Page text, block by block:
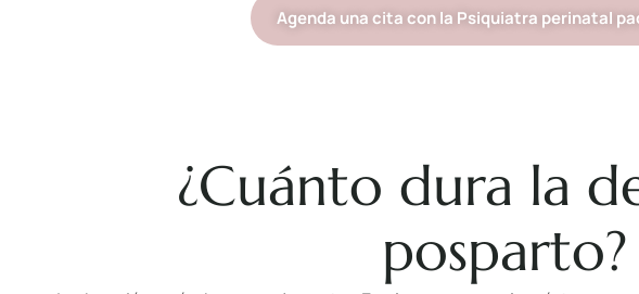
Agenda una cita con la Psiquiatra perinatal
¿Cuánto dura la
posparto?